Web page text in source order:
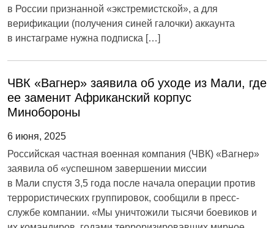
в России признанной «экстремистской», а для
верификации (получения синей галочки) аккаунта
в инстаграме нужна подписка […]
ЧВК «Вагнер» заявила об уходе из Мали, где
ее заменит Африканский корпус
Минобороны
6 июня, 2025
Российская частная военная компания (ЧВК) «Вагнер»
заявила об «успешном завершении миссии
в Мали спустя 3,5 года после начала операции против
террористических группировок, сообщили в пресс-
службе компании. «Мы уничтожили тысячи боевиков и